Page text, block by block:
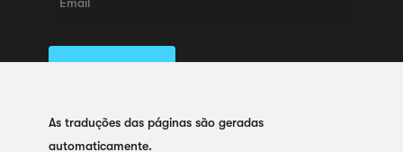
SIGA-NOS AQUI
As traduções das páginas são geradas
automaticamente.